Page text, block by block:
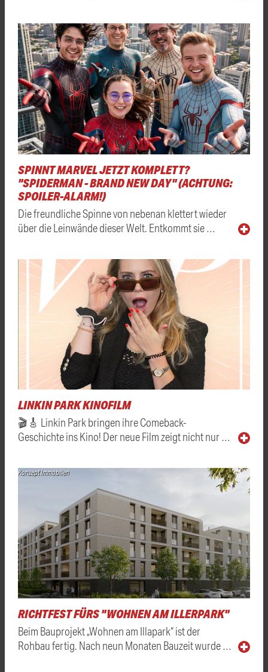
SPINNT MARVEL JETZT KOMPLETT?
"SPIDERMAN - BRAND NEW DAY" (ACHTUNG:
SPOILER-ALARM!)
Die freundliche Spinne von nebenan klettert wieder
über die Leinwände dieser Welt. Entkommt sie …
LINKIN PARK KINOFILM
🎬🎸 Linkin Park bringen ihre Comeback-
Geschichte ins Kino! Der neue Film zeigt nicht nur …
Konzept Immobilien
RICHTFEST FÜRS "WOHNEN AM ILLERPARK"
Beim Bauprojekt „Wohnen am Illapark“ ist der
Rohbau fertig. Nach neun Monaten Bauzeit wurde …